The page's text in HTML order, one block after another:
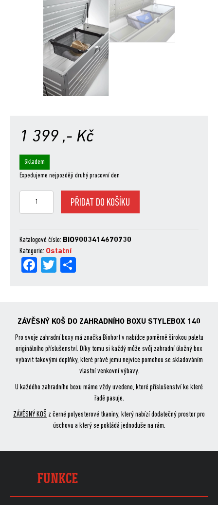
1 399 ,- Kč
Skladem
Expedujeme nejpozději druhý pracovní den
BOXU
STYLEBOX
140
množství
PŘIDAT DO KOŠÍKU
Katalogové číslo: BIO9003414670730
Kategorie: Ostatní
Fa
Tw
ZÁVĚSNÝ KOŠ DO ZAHRADNÍHO BOXU STYLEBOX 140
Pro svoje zahradní boxy má značka Biohort v nabídce poměrně širokou paletu
originálního příslušenství. Díky tomu si každý může svůj zahradní úložný box
vybavit takovými doplňky, které právě jemu nejvíce pomohou se skladováním
vlastní venkovní výbavy.
U každého zahradního boxu máme vždy uvedeno, které příslušenství ke které
řadě pasuje.
ZÁVĚSNÝ KOŠ z černé polyesterové tkaniny, který nabízí dodatečný prostor pro
úschovu a který se pokládá jednoduše na rám.
FUNKCE